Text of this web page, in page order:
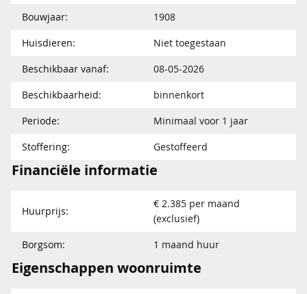
Bouwjaar:
1908
Huisdieren:
Niet toegestaan
Beschikbaar vanaf:
08-05-2026
Beschikbaarheid:
binnenkort
Periode:
Minimaal voor 1 jaar
Stoffering:
Gestoffeerd
Financiële informatie
Huurprijs:
€ 2.385 per maand
(exclusief)
Borgsom:
1 maand huur
Eigenschappen woonruimte